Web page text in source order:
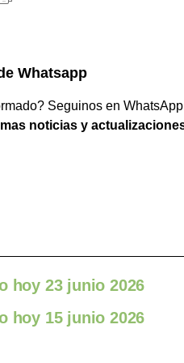
Whatsapp
Seguinos en
noticias y
hoy 23 junio 2026
hoy 15 junio 2026